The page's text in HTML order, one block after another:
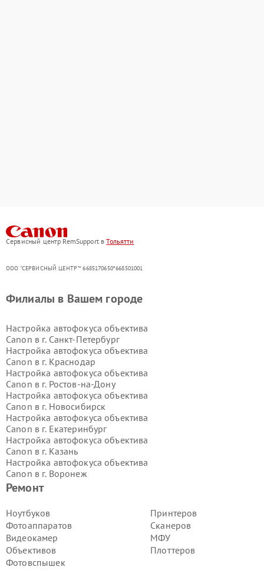
Сервисный центр RemSupport вТольятти
ООО "СЕРВИСНЫЙ ЦЕНТР"* 6685170650*668501001
Ремонт
Ноутбуков
Фотоаппаратов
Видеокамер
Объективов
Фотовспышек
Принтеров
Сканеров
МФУ
Плоттеров
Филиалы в Вашем городе
Настройка автофокуса объектива
Canon в г. Санкт-Петербург
Настройка автофокуса объектива
Canon в г. Краснодар
Настройка автофокуса объектива
Canon в г. Ростов-на-Дону
Настройка автофокуса объектива
Canon в г. Новосибирск
Настройка автофокуса объектива
Canon в г. Екатеринбург
Настройка автофокуса объектива
Canon в г. Казань
Настройка автофокуса объектива
Canon в г. Воронеж
Настройка автофокуса объектива
Настройка автофокуса объектива
Canon в г.Самара
Настройка автофокуса объектива
Canon в г.Пермь
Настройка автофокуса объектива
Canon в г.Красноярск